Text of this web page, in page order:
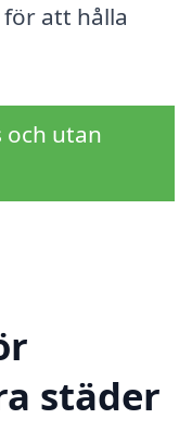
att hålla
och utan
städer